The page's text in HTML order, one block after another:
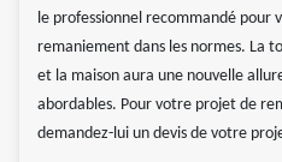
le professionnel recommandé pour
remaniement dans les normes. La
et la maison aura une nouvelle
abordables. Pour votre projet de
demandez-lui un devis de votre